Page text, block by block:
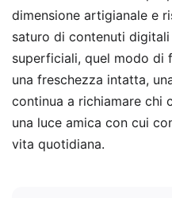
dimensione artigianale e
saturo di contenuti
superficiali, quel modo di
una freschezza intatta,
continua a richiamare chi
una luce amica con cui
vita quotidiana.